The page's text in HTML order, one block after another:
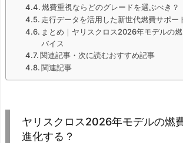
燃費重視ならどのグレードを選ぶべき？
走行データを活用した新世代燃費サポー
まとめ｜ヤリスクロス2026年モデルの
バイス
関連記事・次に読むおすすめ記事
関連記事
ヤリスクロス2026年モデルの燃
進化する？